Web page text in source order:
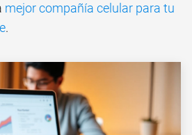
mejor compañía celular para tu
.